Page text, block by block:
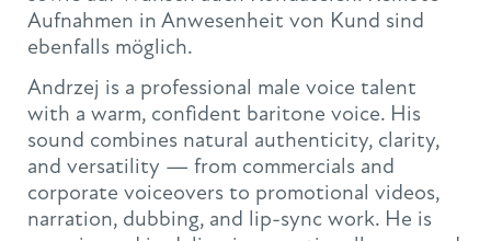
Aufnahmen in Anwesenheit von Kund sind
ebenfalls möglich.
Andrzej is a professional male voice talent
with a warm, confident baritone voice. His
sound combines natural authenticity, clarity,
and versatility — from commercials and
corporate voiceovers to promotional videos,
narration, dubbing, and lip-sync work. He is